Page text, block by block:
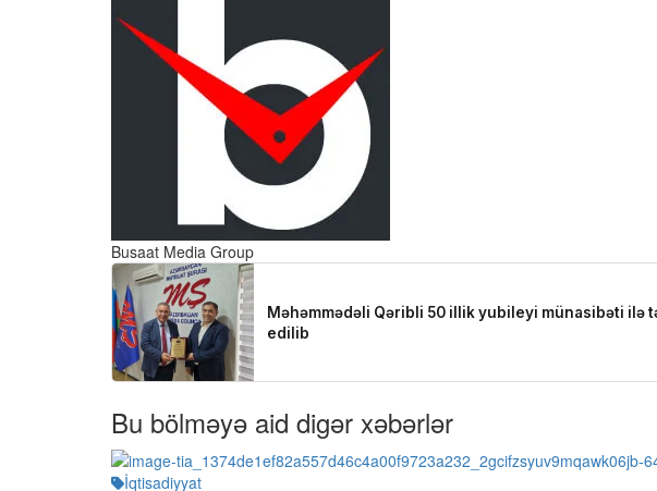
Busaat Media Group
Bu bölməyə aid digər xəbərlər
İqtisadiyyat